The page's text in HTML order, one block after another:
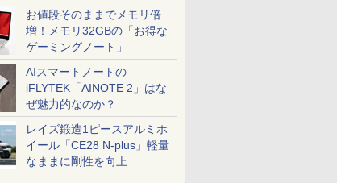
お値段そのままでメモリ倍
増！メモリ32GBの「お得な
ゲーミングノート」
AIスマートノートの
iFLYTEK「AINOTE 2」はな
ぜ魅力的なのか？
レイズ鍛造1ピースアルミホ
イール「CE28 N-plus」軽量
なままに剛性を向上